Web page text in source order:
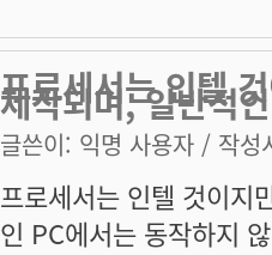
프로세서는 인텔
제작되며, 일반적
글쓴이: 익명 사용자 / 작성
프로세서는 인텔 것이지
인 PC에서는 동작하지